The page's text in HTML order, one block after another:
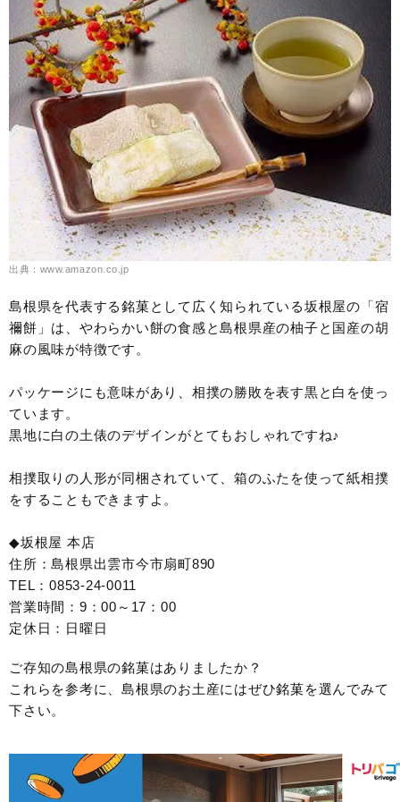
出典：www.amazon.co.jp
島根県を代表する銘菓として広く知られている坂根屋の「宿
禰餅」は、やわらかい餅の食感と島根県産の柚子と国産の胡
麻の風味が特徴です。
パッケージにも意味があり、相撲の勝敗を表す黒と白を使っ
ています。
黒地に白の土俵のデザインがとてもおしゃれですね♪
相撲取りの人形が同梱されていて、箱のふたを使って紙相撲
をすることもできますよ。
◆坂根屋 本店
住所：島根県出雲市今市扇町890
TEL：0853-24-0011
営業時間：9：00～17：00
定休日：日曜日
ご存知の島根県の銘菓はありましたか？
これらを参考に、島根県のお土産にはぜひ銘菓を選んでみて
下さい。